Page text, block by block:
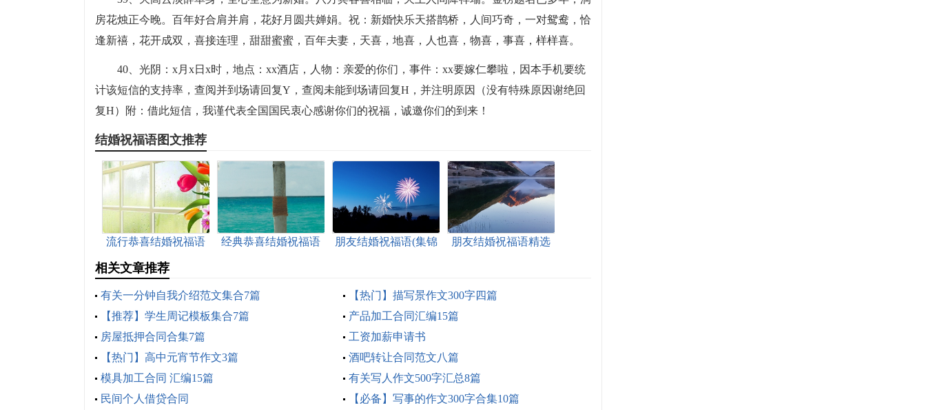
房花烛正今晚。百年好合肩并肩，花好月圆共婵娟。祝：新婚快乐天搭鹊桥，人间巧奇，一对鸳鸯，恰
逢新禧，花开成双，喜接连理，甜甜蜜蜜，百年夫妻，天喜，地喜，人也喜，物喜，事喜，样样喜。
40、光阴：x月x日x时，地点：xx酒店，人物：亲爱的你们，事件：xx要嫁仁攀啦，因本手机要统
计该短信的支持率，查阅并到场请回复Y，查阅未能到场请回复H，并注明原因（没有特殊原因谢绝回
复H）附：借此短信，我谨代表全国国民衷心感谢你们的祝福，诚邀你们的到来！
结婚祝福语图文推荐
流行恭喜结婚祝福语
经典恭喜结婚祝福语
朋友结婚祝福语(集锦
朋友结婚祝福语精选
相关文章推荐
有关一分钟自我介绍范文集合7篇
【热门】描写景作文300字四篇
【推荐】学生周记模板集合7篇
产品加工合同汇编15篇
房屋抵押合同合集7篇
工资加薪申请书
【热门】高中元宵节作文3篇
酒吧转让合同范文八篇
模具加工合同 汇编15篇
有关写人作文500字汇总8篇
民间个人借贷合同
【必备】写事的作文300字合集10篇